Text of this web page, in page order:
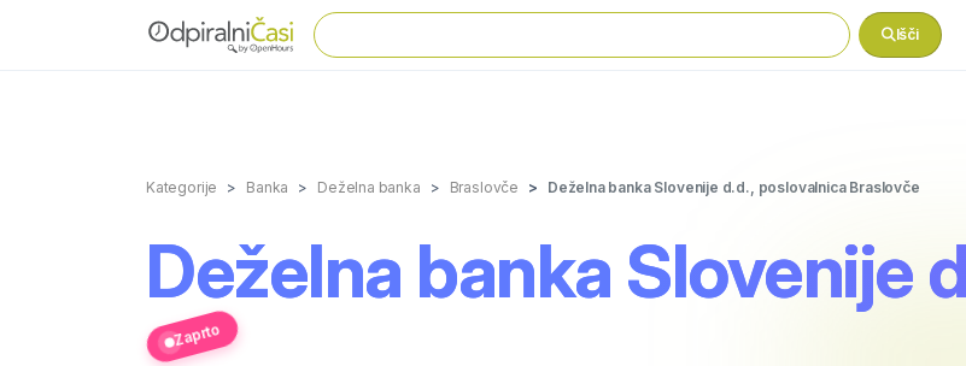
Išči
Kategorije Banka Deželna banka Braslovče Deželna banka Slovenije d.d., poslovalnica Braslovče
Deželna banka Slovenije
Zaprto